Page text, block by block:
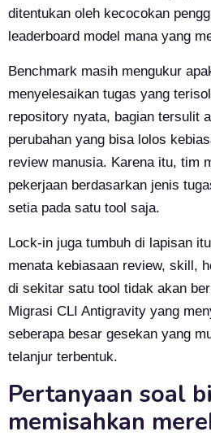
ditentukan oleh kecocokan
leaderboard model mana yang
Benchmark masih mengukur
menyelesaikan tugas yang
repository nyata, bagian tersulit
perubahan yang bisa lolos
review manusia. Karena itu, tim
pekerjaan berdasarkan jenis
setia pada satu tool saja.
Lock-in juga tumbuh di lapisan
menata kebiasaan review, skill,
di sekitar satu tool tidak akan
Migrasi CLI Antigravity yang
seberapa besar gesekan yang
telanjur terbentuk.
Pertanyaan soal
memisahkan